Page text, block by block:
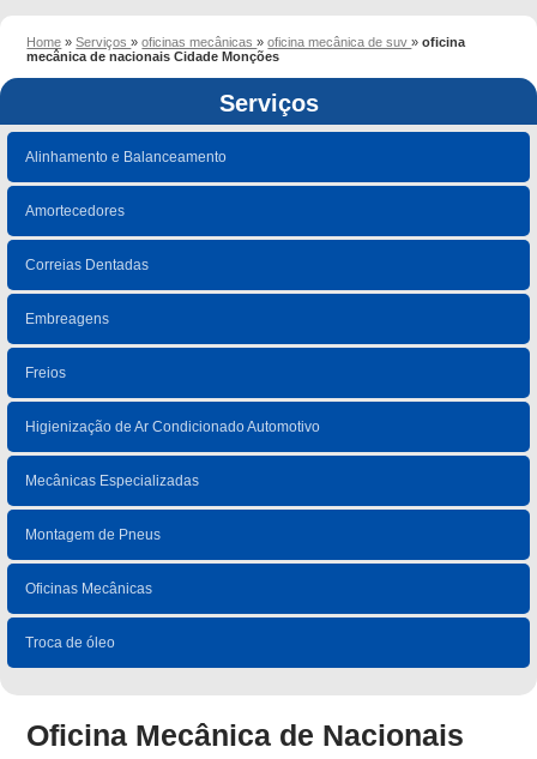
Home »Serviços»oficinas mecânicas»oficina mecânica de suv»oficina
mecânica de nacionais Cidade Monções
Serviços
Alinhamento e Balanceamento
Amortecedores
Correias Dentadas
Embreagens
Freios
Higienização de Ar Condicionado Automotivo
Mecânicas Especializadas
Montagem de Pneus
Oficinas Mecânicas
Troca de óleo
Oficina Mecânica de Nacionais